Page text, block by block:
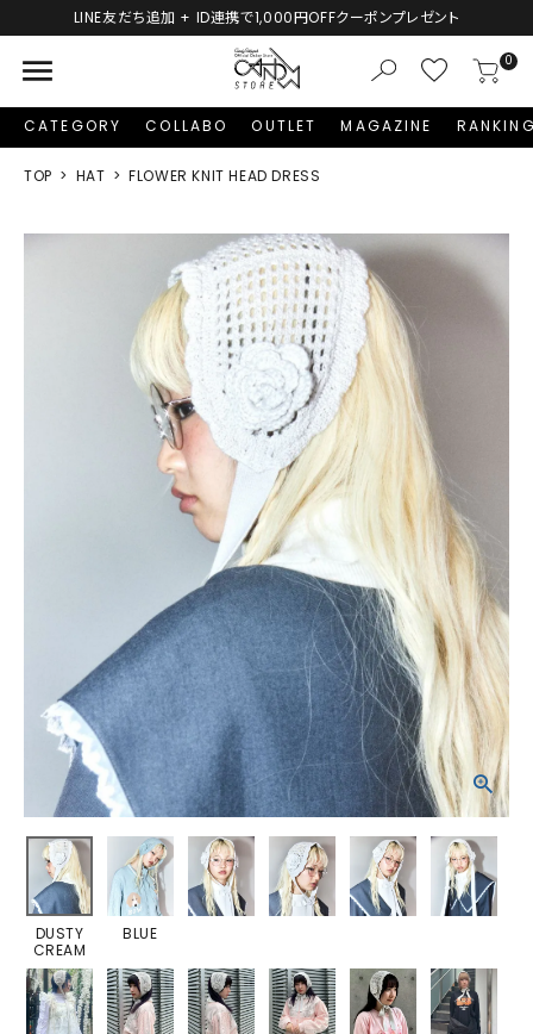
円OFFクーポンプレゼント 新規会員登録で1,000円
menu 0
CATEGORY COLLABO OUTLET MAGAZINE
TOP HAT FLOWER KNIT HEAD DRESS
DUSTY
CREAM
BLUE